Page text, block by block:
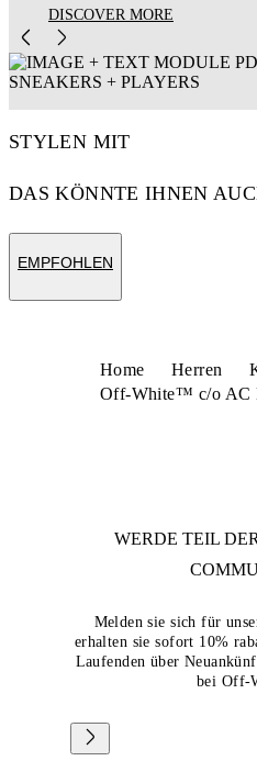
DISCOVER MORE
STYLEN MIT
DAS KÖNNTE IHNEN
EMPFOHLEN
Home Herren
Off-White™ c/o AC
WERDE TEIL DER
Melden sie sich für
erhalten sie sofort 10%
Laufenden über
bei Off-